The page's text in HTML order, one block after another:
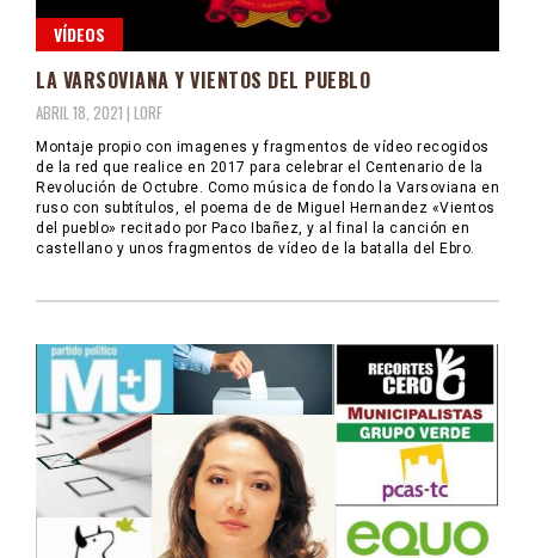
VÍDEOS
LA VARSOVIANA Y VIENTOS DEL PUEBLO
ABRIL 18, 2021 | LORF
Montaje propio con imagenes y fragmentos de vídeo recogidos
de la red que realice en 2017 para celebrar el Centenario de la
Revolución de Octubre. Como música de fondo la Varsoviana en
ruso con subtítulos, el poema de de Miguel Hernandez «Vientos
del pueblo» recitado por Paco Ibañez, y al final la canción en
castellano y unos fragmentos de vídeo de la batalla del Ebro.